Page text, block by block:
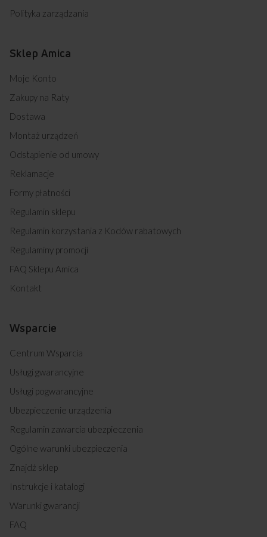
Polityka zarządzania
Sklep Amica
Moje Konto
Zakupy na Raty
Dostawa
Montaż urządzeń
Odstąpienie od umowy
Reklamacje
Formy płatności
Regulamin sklepu
Regulamin korzystania z Kodów rabatowych
Regulaminy promocji
FAQ Sklepu Amica
Kontakt
Wsparcie
Centrum Wsparcia
Usługi gwarancyjne
Usługi pogwarancyjne
Ubezpieczenie urządzenia
Regulamin zawarcia ubezpieczenia
Ogólne warunki ubezpieczenia
Znajdź sklep
Instrukcje i katalogi
Warunki gwarancji
FAQ